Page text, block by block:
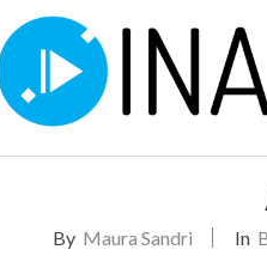
By Maura Sandri In